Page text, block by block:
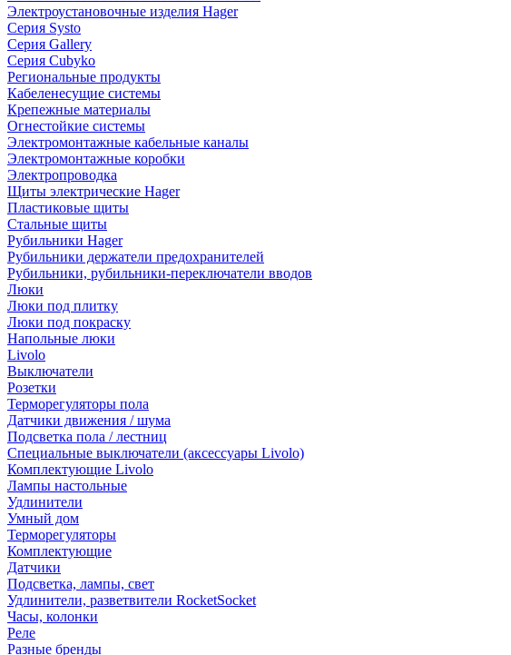
Электроустановочные изделия Hager
Серия Systo
Серия Gallery
Серия Cubyko
Региональные продукты
Кабеленесущие системы
Крепежные материалы
Огнестойкие системы
Электромонтажные кабельные каналы
Электромонтажные коробки
Электропроводка
Щиты электрические Hager
Пластиковые щиты
Стальные щиты
Рубильники Hager
Рубильники держатели предохранителей
Рубильники, рубильники-переключатели вводов
Люки
Люки под плитку
Люки под покраску
Напольные люки
Livolo
Выключатели
Розетки
Терморегуляторы пола
Датчики движения / шума
Подсветка пола / лестниц
Специальные выключатели (аксессуары Livolo)
Комплектующие Livolo
Лампы настольные
Удлинители
Умный дом
Терморегуляторы
Комплектующие
Датчики
Подсветка, лампы, свет
Удлинители, разветвители RocketSocket
Часы, колонки
Реле
Разные бренды